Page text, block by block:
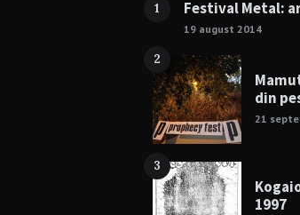
1 Festival Metal:
19 august 2014
2
din
21
3
1997